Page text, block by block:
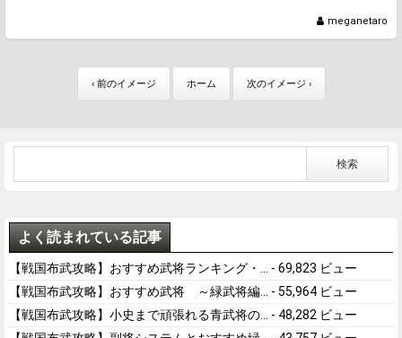
meganetaro
‹ 前のイメージ ホーム 次のイメージ ›
よく読まれている記事
【戦国布武攻略】おすすめ武将ランキング・...
- 69,823 ビュー
【戦国布武攻略】おすすめ武将 ～緑武将編...
- 55,964 ビュー
【戦国布武攻略】小史まで頑張れる青武将の...
- 48,282 ビュー